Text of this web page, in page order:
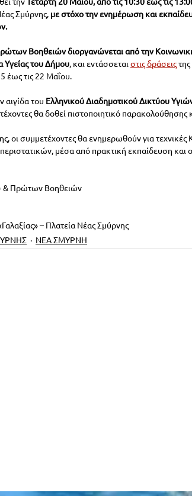
Σμύρνης, με στόχο την ενημέρωση και
Βοηθειών διοργανώνεται από την
Υγείας του Δήμου, και εντάσσεται στις δράσεις της
έως τις 22 Μαΐου.
αιγίδα του Ελληνικού Διαδημοτικού Δικτύου
θα δοθεί πιστοποιητικό παρακολούθησης
οι συμμετέχοντες θα ενημερωθούν για
μέσα από πρακτική εκπαίδευση και
& Πρώτων Βοηθειών
– Πλατεία Νέας Σμύρνης
ΝΕΑ ΣΜΥΡΝΗ